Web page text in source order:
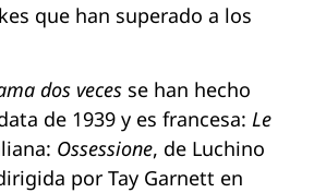
que han superado a los
dos veces se han hecho
de 1939 y es francesa: Le
Ossessione, de Luchino
por Tay Garnett en